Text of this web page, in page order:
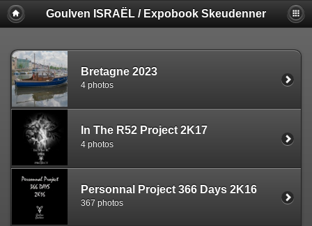
Goulven ISRAËL / Expobook Skeudenner
Bretagne 2023
4 photos
In The R52 Project 2K17
4 photos
Personnal Project 366 Days 2K16
367 photos